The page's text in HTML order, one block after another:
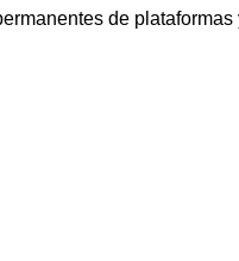
de plataformas